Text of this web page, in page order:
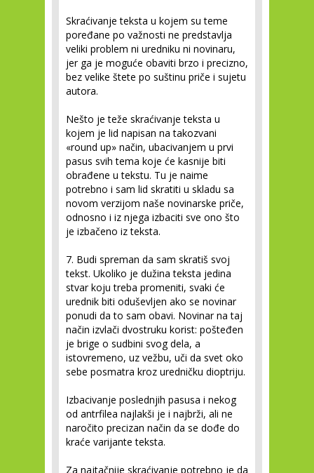
Skraćivanje teksta u kojem su teme
poređane po važnosti ne predstavlja
veliki problem ni uredniku ni novinaru,
jer ga je moguće obaviti brzo i precizno,
bez velike štete po suštinu priče i sujetu
autora.
Nešto je teže skraćivanje teksta u
kojem je lid napisan na takozvani
«round up» način, ubacivanjem u prvi
pasus svih tema koje će kasnije biti
obrađene u tekstu. Tu je naime
potrebno i sam lid skratiti u skladu sa
novom verzijom naše novinarske priče,
odnosno i iz njega izbaciti sve ono što
je izbačeno iz teksta.
7. Budi spreman da sam skratiš svoj
tekst. Ukoliko je dužina teksta jedina
stvar koju treba promeniti, svaki će
urednik biti oduševljen ako se novinar
ponudi da to sam obavi. Novinar na taj
način izvlači dvostruku korist: pošteđen
je brige o sudbini svog dela, a
istovremeno, uz vežbu, uči da svet oko
sebe posmatra kroz uredničku dioptriju.
Izbacivanje poslednjih pasusa i nekog
od antrfilea najlakši je i najbrži, ali ne
naročito precizan način da se dođe do
kraće varijante teksta.
Za najtačnije skraćivanje potrebno je da